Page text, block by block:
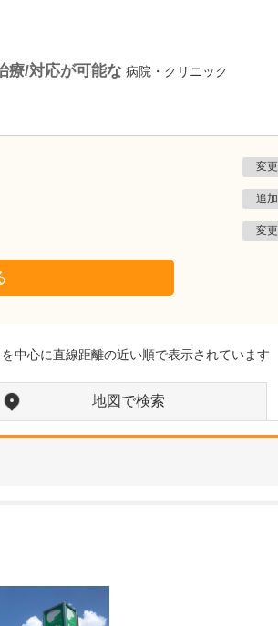
療/対応が可能な 病院・クリニック
変更
追加
変更
を中心に直線距離の近い順で表示されています
地図で検索
新潟県上越市
菅谷ウイメンズクリニック
貴院の特長を教えてください。
当院では、不妊検査やタ
イミング指導、人工授精
み…